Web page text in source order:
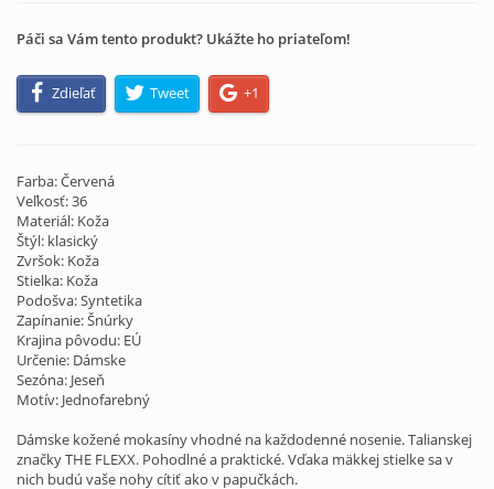
Páči sa Vám tento produkt? Ukážte ho priateľom!
Zdieľať Tweet +1
Farba: Červená
Veľkosť: 36
Materiál: Koža
Štýl: klasický
Zvršok: Koža
Stielka: Koža
Podošva: Syntetika
Zapínanie: Šnúrky
Krajina pôvodu: EÚ
Určenie: Dámske
Sezóna: Jeseň
Motív: Jednofarebný
Dámske kožené mokasíny vhodné na každodenné nosenie. Talianskej
značky THE FLEXX. Pohodlné a praktické. Vďaka mäkkej stielke sa v
nich budú vaše nohy cítiť ako v papučkách.